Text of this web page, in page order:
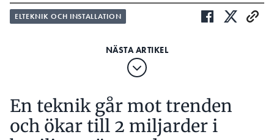
ELTEKNIK OCH INSTALLATION
En teknik går mot trenden
och ökar till 2 miljarder i